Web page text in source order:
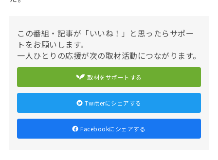
この番組・記事が「いいね！」と思ったらサポー
トをお願いします。
一人ひとりの応援が次の取材活動につながります。
取材をサポートする
Twitterにシェアする
Facebookにシェアする